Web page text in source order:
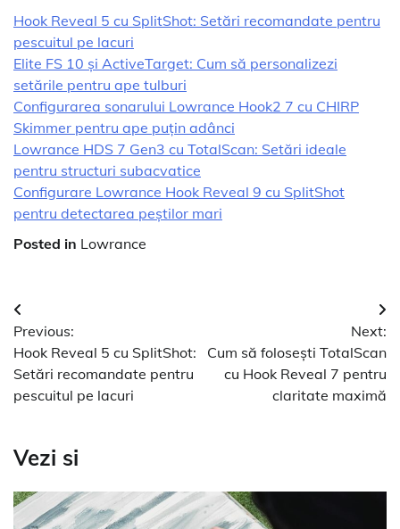
Hook Reveal 5 cu SplitShot: Setări recomandate pentru
pescuitul pe lacuri
Elite FS 10 și ActiveTarget: Cum să personalizezi
setările pentru ape tulburi
Configurarea sonarului Lowrance Hook2 7 cu CHIRP
Skimmer pentru ape puțin adânci
Lowrance HDS 7 Gen3 cu TotalScan: Setări ideale
pentru structuri subacvatice
Configurare Lowrance Hook Reveal 9 cu SplitShot
pentru detectarea peștilor mari
Posted in Lowrance
Navigare
în
articole
Previous:
Hook Reveal 5 cu SplitShot:
Setări recomandate pentru
pescuitul pe lacuri
Next:
Cum să folosești TotalScan
cu Hook Reveal 7 pentru
claritate maximă
Vezi si